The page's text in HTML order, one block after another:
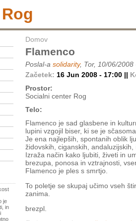
je
in
Domov
Flamenco
Poslal-a solidarity, Tor, 10/06/2008
Začetek: 16 Jun 2008 - 17:00 ||
Prostor:
Socialni center Rog
Telo:
Flamenco je sad glasbene in
lupini vzgojil biser, ki se je
Je ena najlepših, spontanih oblik
židovskih, ciganskih,
Izraža način kako ljubiti, živeti in
brezupa, ponosa in vztrajnosti,
Flamenco je ples s smrtjo.
To poletje se skupaj učimo vseh
zanima.
brezpl.